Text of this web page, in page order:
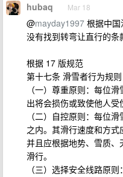
hubaq Mar 18
@mayday1997 根据中国
没有找到转弯让直行的条
根据 17 版规范
第十七条 滑雪者行为规则
（一）尊重原则：每位
出将会损伤或致使他人受
（二）自控原则：每位
之内。其滑行速度和方式
并且应根据地势、雪质
滑行。
（三）选择安全线路原